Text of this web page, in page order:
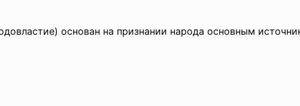
основан на признании народа основным